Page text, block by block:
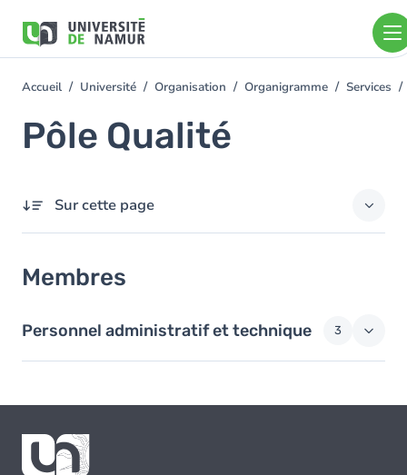
contenu
You
here
Accueil Université Organisation Organigramme Services
Pôle Qualité
Sur cette page
Membres
Personnel administratif et technique 3